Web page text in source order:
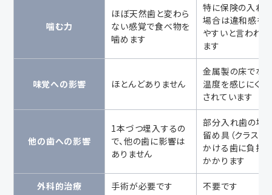
噛む力
ほぼ天然歯と変わら
ない感覚で食べ物を
噛めます
特に保険の入れ
場合は違和感を
やすいと言われ
ます
味覚への影響 ほとんどありません
金属製の床でな
温度を感じにくい
されています
他の歯への影響
1本づつ埋入するの
で、他の歯に影響は
ありません
部分入れ歯の場
留め具（クラスプ
かける歯に負担
かかります
外科的治療 手術が必要です 不要です